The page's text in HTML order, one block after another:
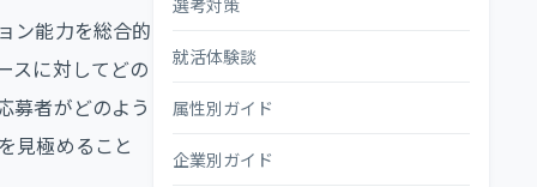
ン能力を総合的
スに対してどの
募者がどのよう
見極めること
就活体験談
属性別ガイド
企業別ガイド